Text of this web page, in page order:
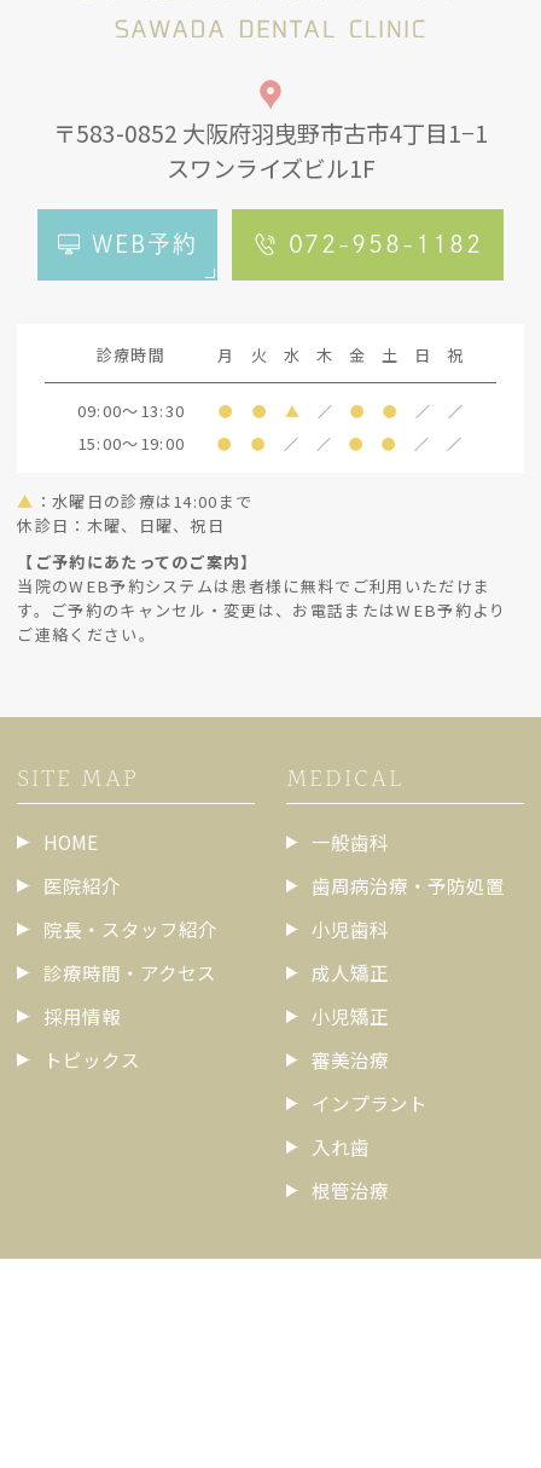
〒583-0852 大阪府羽曳野市古市4丁目1−1
スワンライズビル1F
WEB予約 072-958-1182
診療時間 月 火 水 木 金 土 日 祝
09:00～13:30 ● ● ▲ ／ ● ● ／ ／
15:00～19:00 ● ● ／ ／ ● ● ／ ／
▲ ：水曜日の診療は14:00まで
休診日：木曜、日曜、祝日
【ご予約にあたってのご案内】
当院のWEB予約システムは患者様に無料でご利用いただけま
す。ご予約のキャンセル・変更は、お電話またはWEB予約より
ご連絡ください。
SITE MAP
HOME
医院紹介
院長・スタッフ紹介
診療時間・アクセス
採用情報
トピックス
MEDICAL
一般歯科
歯周病治療・予防処置
小児歯科
成人矯正
小児矯正
審美治療
インプラント
入れ歯
根管治療